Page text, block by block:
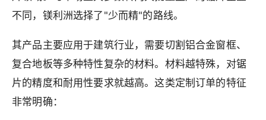
不同，镁利洲选择了"少而精"的路线。
其产品主要应用于建筑行业，需要切割铝合金窗框、
复合地板等多种特性复杂的材料。材料越特殊，对锯
片的精度和耐用性要求就越高。这类定制订单的特征
非常明确：